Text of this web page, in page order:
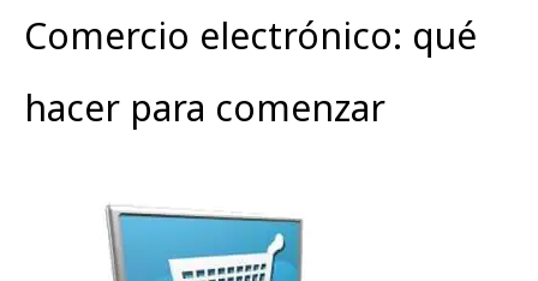
Comercio electrónico: qué
hacer para comenzar